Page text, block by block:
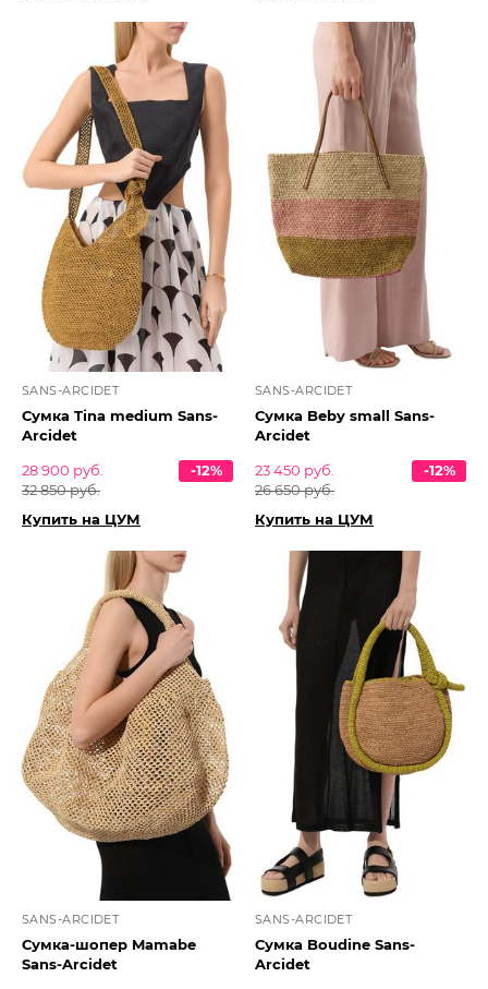
SANS-ARCIDET
Сумка Tina medium Sans-
Arcidet
28 900 руб.
32 850 руб.
-12%
Купить на ЦУМ
SANS-ARCIDET
Сумка Beby small Sans-
Arcidet
23 450 руб.
26 650 руб.
-12%
Купить на ЦУМ
SANS-ARCIDET
Сумка-шопер Mamabe
Sans-Arcidet
SANS-ARCIDET
Сумка Boudine Sans-
Arcidet